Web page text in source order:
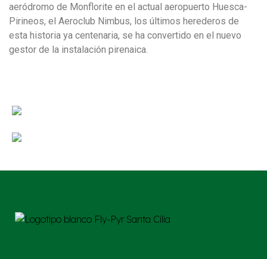
aeródromo de Monflorite en el actual aeropuerto Huesca-
Pirineos, el Aeroclub Nimbus, los últimos herederos de
esta historia ya centenaria, se ha convertido en el nuevo
gestor de la instalación pirenaica.